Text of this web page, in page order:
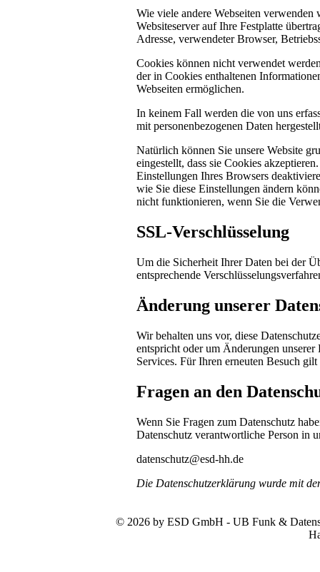
Wie viele andere Webseiten
Websiteserver auf Ihre Festplatte
Adresse, verwendeter Browser,
Cookies können nicht verwendet
der in Cookies enthaltenen
Webseiten ermöglichen.
In keinem Fall werden die von uns
mit personenbezogenen Daten
Natürlich können Sie unsere Website
eingestellt, dass sie Cookies
Einstellungen Ihres Browsers
wie Sie diese Einstellungen ändern
nicht funktionieren, wenn Sie die
SSL-Verschlüsselung
Um die Sicherheit Ihrer Daten bei der
entsprechende
Änderung unserer
Wir behalten uns vor, diese
entspricht oder um Änderungen
Services. Für Ihren erneuten Besuch
Fragen an den
Wenn Sie Fragen zum Datenschutz
Datenschutz verantwortliche Person in
datenschutz@esd-hh.de
Die Datenschutzerklärung wurde mit
© 2026 by ESD GmbH - UB Funk &